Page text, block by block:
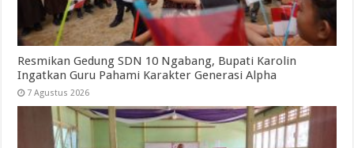
Resmikan Gedung SDN 10 Ngabang, Bupati Karolin
Ingatkan Guru Pahami Karakter Generasi Alpha
7 Agustus 2026